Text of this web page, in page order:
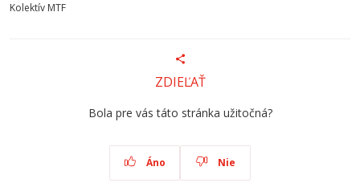
Kolektív MTF
ZDIEĽAŤ
Bola pre vás táto stránka užitočná?
Áno Nie